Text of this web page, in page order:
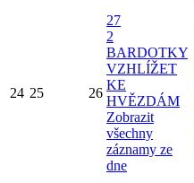
24 25 26
27
2
BARDOTKY
VZHLÍŽET
KE
HVĚZDÁM
Zobrazit
všechny
záznamy ze
dne